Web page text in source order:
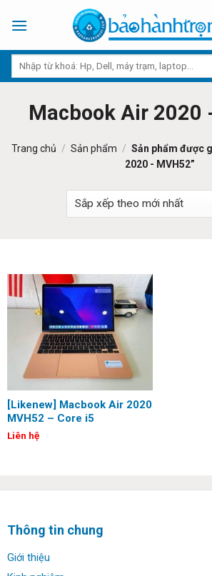
Macbook Air 2020
Trang chủ / Sản phẩm / Sản phẩm được
2020 - MVH52”
[Likenew] Macbook Air 2020
MVH52 – Core i5
1030G7/8G/512G/13.3/Retina
Liên hệ
Thông tin chung
Giới thiệu